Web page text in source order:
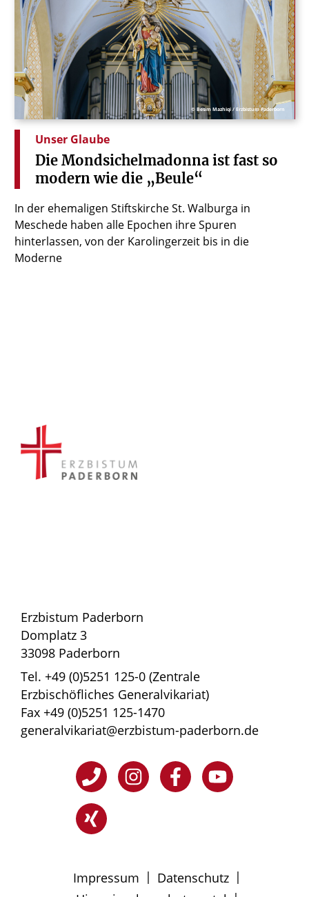
© Besim Mazhiqi / Erzbistum Paderborn
Unser Glaube
Die Mondsichelmadonna ist fast so
modern wie die „Beule“
In der ehemaligen Stiftskirche St. Walburga in
Meschede haben alle Epochen ihre Spuren
hinterlassen, von der Karolingerzeit bis in die
Moderne
Erzbistum Paderborn
Domplatz 3
33098 Paderborn
Tel. +49 (0)5251 125-0 (Zentrale
Erzbischöfliches Generalvikariat)
Fax +49 (0)5251 125-1470
generalvikariat@erzbistum-paderborn.de
Impressum | Datenschutz |